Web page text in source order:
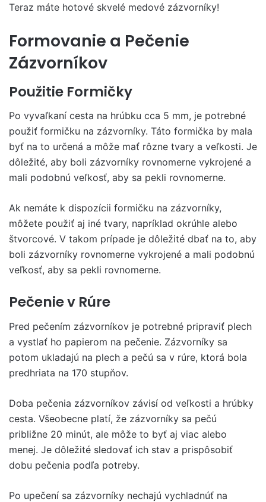
Teraz máte hotové skvelé medové zázvorníky!
Formovanie a Pečenie
Zázvorníkov
Použitie Formičky
Po vyvaľkaní cesta na hrúbku cca 5 mm, je potrebné
použiť formičku na zázvorníky. Táto formička by mala
byť na to určená a môže mať rôzne tvary a veľkosti. Je
dôležité, aby boli zázvorníky rovnomerne vykrojené a
mali podobnú veľkosť, aby sa pekli rovnomerne.
Ak nemáte k dispozícii formičku na zázvorníky,
môžete použiť aj iné tvary, napríklad okrúhle alebo
štvorcové. V takom prípade je dôležité dbať na to, aby
boli zázvorníky rovnomerne vykrojené a mali podobnú
veľkosť, aby sa pekli rovnomerne.
Pečenie v Rúre
Pred pečením zázvorníkov je potrebné pripraviť plech
a vystlať ho papierom na pečenie. Zázvorníky sa
potom ukladajú na plech a pečú sa v rúre, ktorá bola
predhriata na 170 stupňov.
Doba pečenia zázvorníkov závisí od veľkosti a hrúbky
cesta. Všeobecne platí, že zázvorníky sa pečú
približne 20 minút, ale môže to byť aj viac alebo
menej. Je dôležité sledovať ich stav a prispôsobiť
dobu pečenia podľa potreby.
Po upečení sa zázvorníky nechajú vychladnúť na